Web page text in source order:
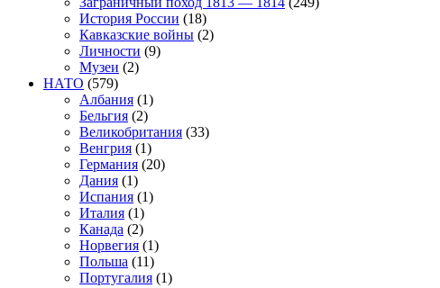
История России (18)
Кавказские войны (2)
Личности (9)
Музеи (2)
НАТО (579)
Албания (1)
Бельгия (2)
Великобритания (33)
Венгрия (1)
Германия (20)
Дания (1)
Испания (1)
Италия (1)
Канада (2)
Норвегия (1)
Польша (11)
Португалия (1)